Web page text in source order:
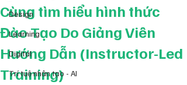
Design
Learning
Digital
Trí tuệ nhân tạo - AI
Cùng tìm hiểu hình thức
Đào Tạo Do Giảng Viên
Hướng Dẫn (Instructor-Led
Training)